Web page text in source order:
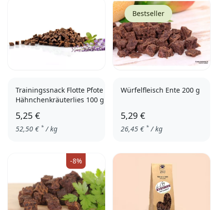
Trainingssnack Flotte Pfote
Hähnchenkräuterlies 100 g
5,25 €
52,50 € * / kg
Bestseller
Würfelfleisch Ente 200 g
5,29 €
26,45 € * / kg
-8%